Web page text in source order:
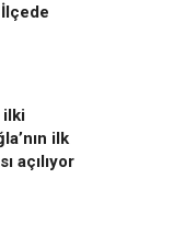
İlçede
ilki
ilk
açılıyor